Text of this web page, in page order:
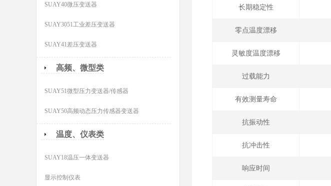
长期稳定性
零点温度漂移
灵敏度温度漂移
过载能力
有效测量寿命
抗振动性
抗冲击性
响应时间
SUAY40微压变送器
SUAY3051工业差压变送器
SUAY41差压变送器
高频、微型类
SUAY51微型压力变送器/传感器
SUAY50高频动态压力传感器变送器
温度、仪表类
SUAY18温压一体变送器
显示控制仪表